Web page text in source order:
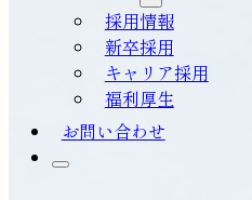
採用情報
新卒採用
キャリア採用
福利厚生
お問い合わせ